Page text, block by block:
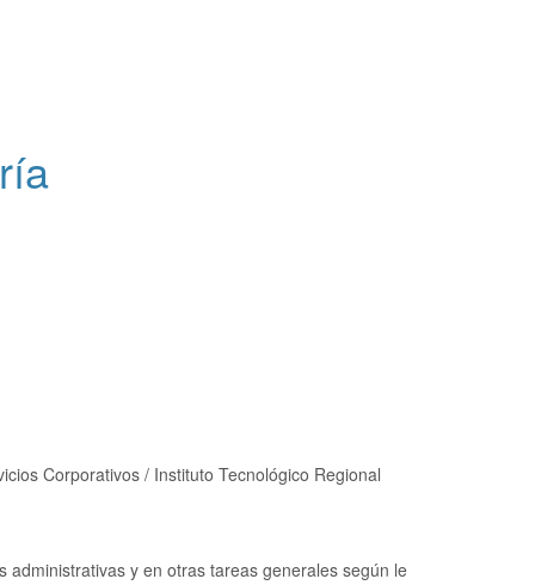
Corporativos / Instituto Tecnológico Regional
administrativas y en otras tareas generales según le